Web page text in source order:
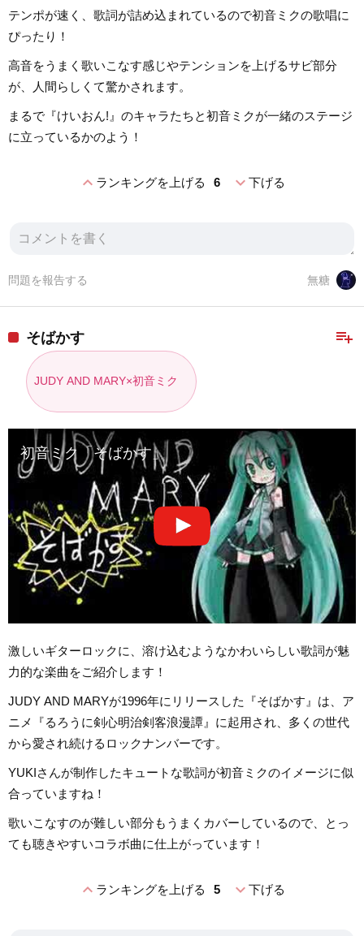
テンポが速く、歌詞が詰め込まれているので初音ミクの歌唱に
ぴったり！
高音をうまく歌いこなす感じやテンションを上げるサビ部分
が、人間らしくて驚かされます。
まるで『けいおん!』のキャラたちと初音ミクが一緒のステージ
に立っているかのよう！
expand_lessランキングを上げる 6 expand_more下げる
無糖
問題を報告する
playlist_add
そばかす
JUDY AND MARY×初音ミク
初音ミク「そばかす」
激しいギターロックに、溶け込むようなかわいらしい歌詞が魅
力的な楽曲をご紹介します！
JUDY AND MARYが1996年にリリースした『そばかす』は、ア
ニメ『るろうに剣心明治剣客浪漫譚』に起用され、多くの世代
から愛され続けるロックナンバーです。
YUKIさんが制作したキュートな歌詞が初音ミクのイメージに似
合っていますね！
歌いこなすのが難しい部分もうまくカバーしているので、とっ
ても聴きやすいコラボ曲に仕上がっています！
expand_lessランキングを上げる 5 expand_more下げる